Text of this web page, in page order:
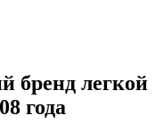
бренд легкой
года